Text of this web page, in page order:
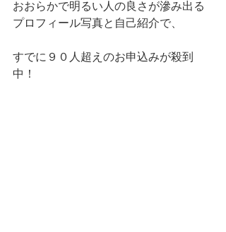
おおらかで明るい人の良さが滲み出る
プロフィール写真と自己紹介で、
すでに９０人超えのお申込みが殺到
中！